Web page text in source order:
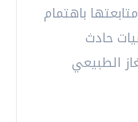
باهتمام
حادث
الطبيعي